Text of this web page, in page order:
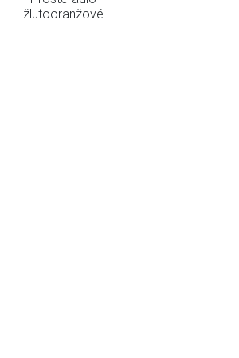
žlutooranžové